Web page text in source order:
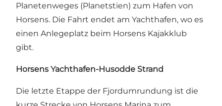
Planetenweges (Planetstien) zum Hafen von
Horsens. Die Fahrt endet am Yachthafen, wo es
einen Anlegeplatz beim Horsens Kajakklub
gibt.
Horsens Yachthafen-Husodde Strand
Die letzte Etappe der Fjordumrundung ist die